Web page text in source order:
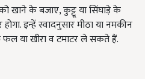
खाने के बजाए, कुट्टू या सिंघाड़े के
इन्हें स्वादनुसार मीठा या नमकीन
या खीरा व टमाटर ले सकते हैं.